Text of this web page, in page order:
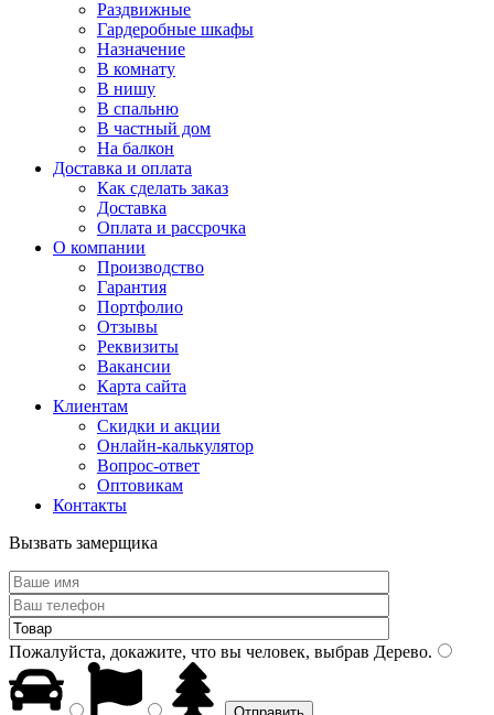
Раздвижные
Гардеробные шкафы
Назначение
В комнату
В нишу
В спальню
В частный дом
На балкон
Доставка и оплата
Как сделать заказ
Доставка
Оплата и рассрочка
О компании
Производство
Гарантия
Портфолио
Отзывы
Реквизиты
Вакансии
Карта сайта
Клиентам
Скидки и акции
Онлайн-калькулятор
Вопрос-ответ
Оптовикам
Контакты
Вызвать замерщика
Пожалуйста, докажите, что вы человек, выбрав Дерево.